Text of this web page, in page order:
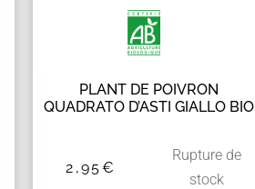
PLANT DE POIVRON
QUADRATO D’ASTI GIALLO BIO
2,95€
Rupture de
stock